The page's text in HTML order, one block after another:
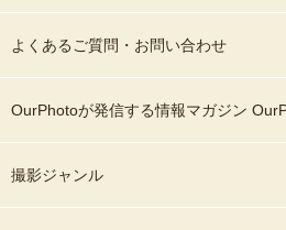
よくあるご質問・お問い合わせ
OurPhotoが発信する情報マガジン
撮影ジャンル